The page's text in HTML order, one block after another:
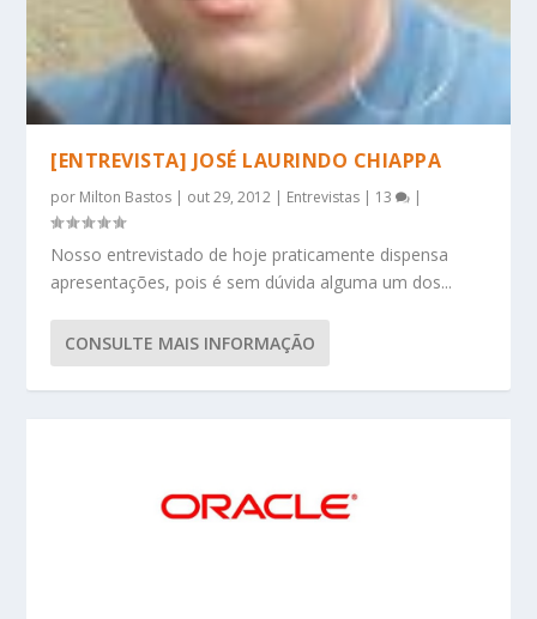
[ENTREVISTA] JOSÉ LAURINDO CHIAPPA
por Milton Bastos | out 29, 2012 | Entrevistas | 13 |
Nosso entrevistado de hoje praticamente dispensa
apresentações, pois é sem dúvida alguma um dos...
CONSULTE MAIS INFORMAÇÃO